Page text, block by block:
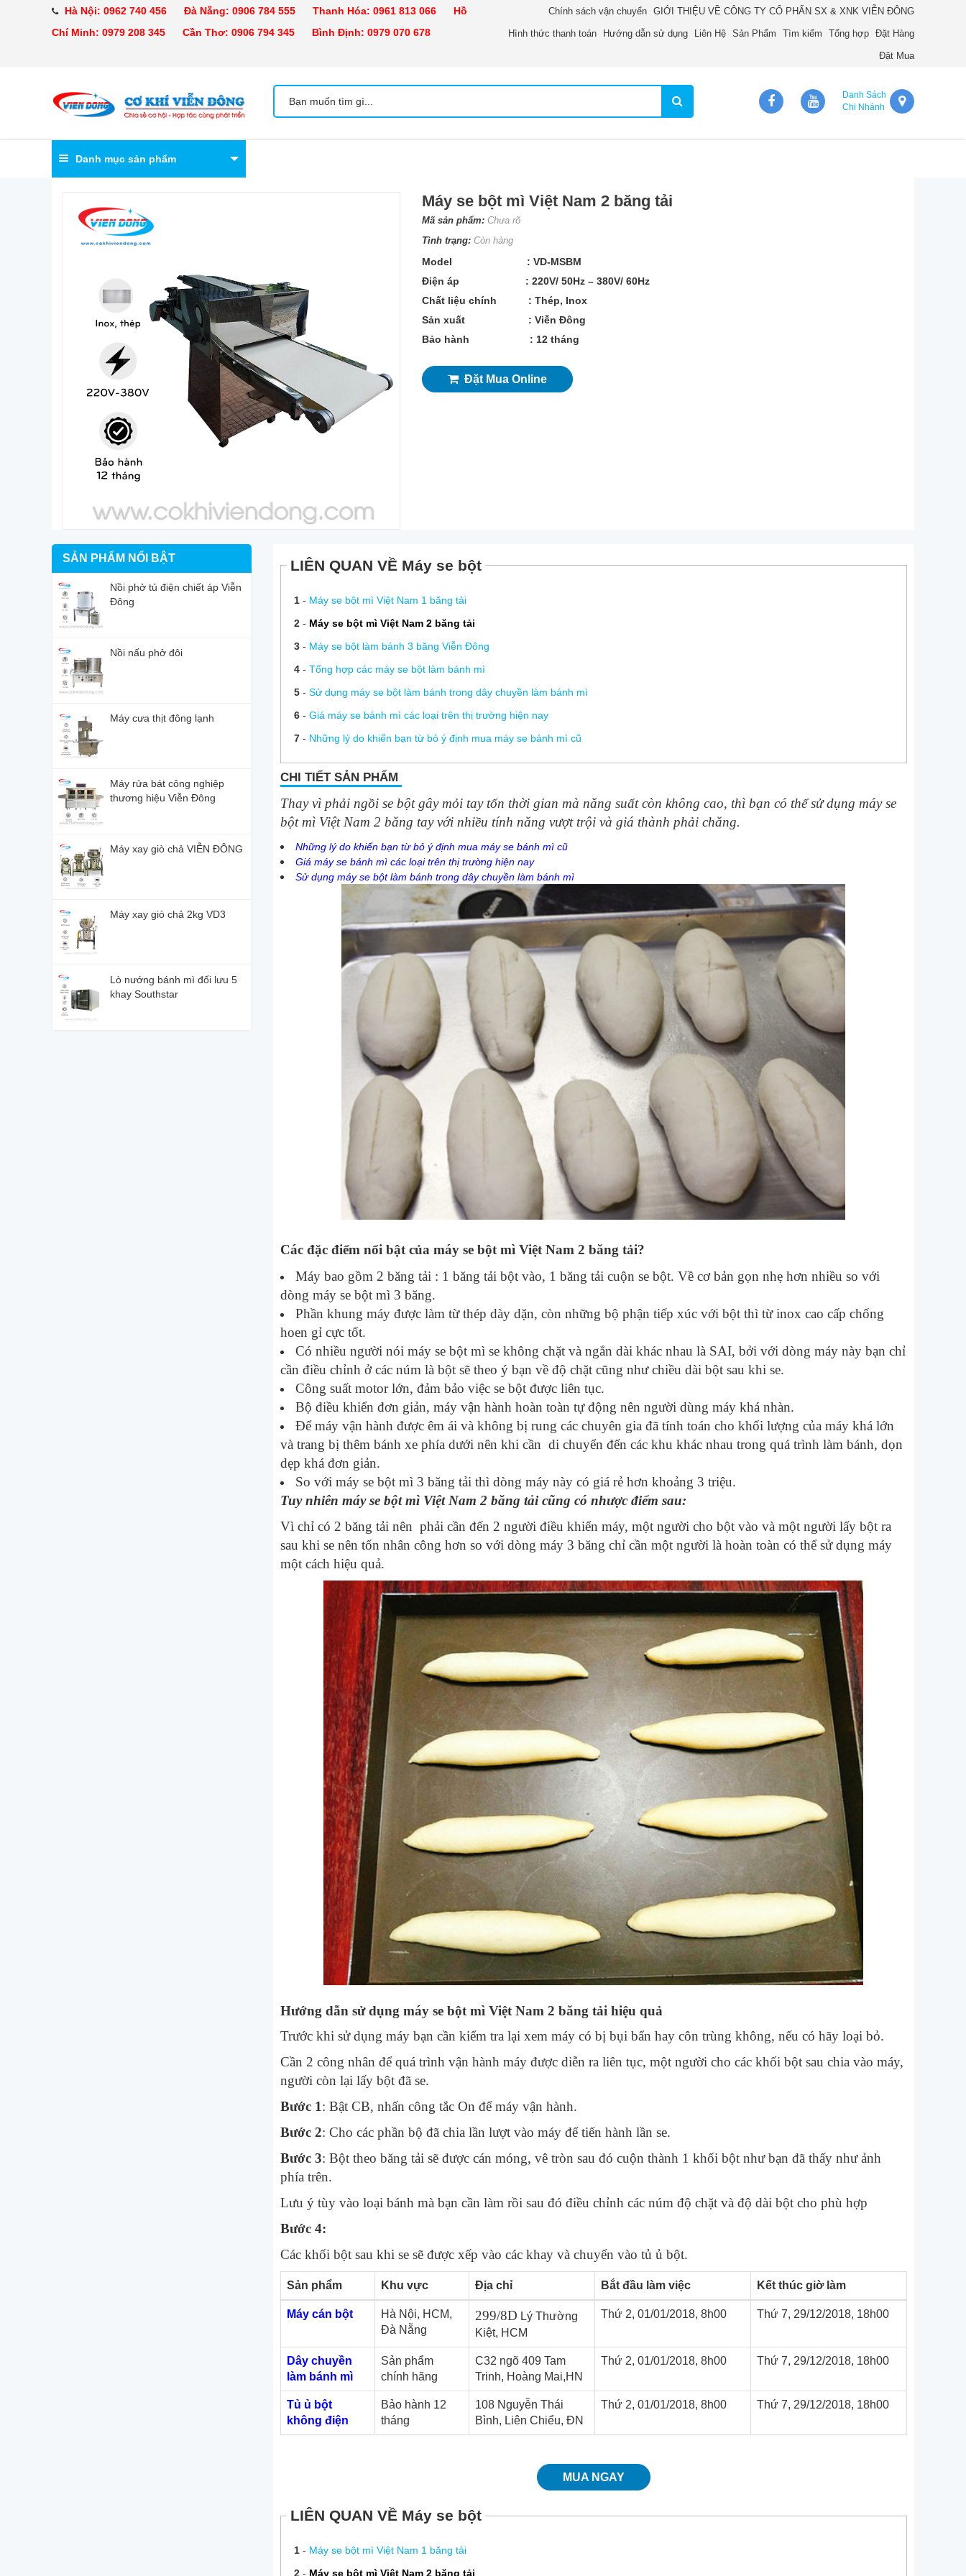
Hà Nội: 0962 740 456 Đà Nẵng: 0906 784 555 Thanh Hóa: 0961 813 066 Hồ
Chí Minh: 0979 208 345 Cần Thơ: 0906 794 345 Bình Định: 0979 070 678
Chính sách vận chuyển GIỚI THIỆU VỀ CÔNG TY CỔ PHẨN SX & XNK VIỄN ĐÔNG
Hình thức thanh toán Hướng dẫn sử dụng Liên Hệ Sản Phẩm Tìm kiếm Tổng hợp Đặt Hàng
Đặt Mua
Danh Sách
Chi Nhánh
Danh mục sản phẩm
Máy se bột mì Việt Nam 2 băng tải
Mã sản phẩm: Chưa rõ
Tình trạng: Còn hàng
Model : VD-MSBM
Điện áp : 220V/ 50Hz – 380V/ 60Hz
Chất liệu chính : Thép, Inox
Sản xuất : Viễn Đông
Bảo hành : 12 tháng
Đặt Mua Online
LIÊN QUAN VỀ Máy se bột
1 - Máy se bột mì Việt Nam 1 băng tải
2 - Máy se bột mì Việt Nam 2 băng tải
3 - Máy se bột làm bánh 3 băng Viễn Đông
4 -Tổng hợp các máy se bột làm bánh mì
5 -Sử dụng máy se bột làm bánh trong dây chuyền làm bánh mì
6 -Giá máy se bánh mì các loại trên thị trường hiện nay
7 - Những lý do khiến bạn từ bỏ ý định mua máy se bánh mì cũ
CHI TIẾT SẢN PHẨM
Thay vì phải ngồi se bột gây mỏi tay tốn thời gian mà năng suất còn không cao, thì bạn có thể sử dụng máy se
bột mì Việt Nam 2 băng tay với nhiều tính năng vượt trội và giá thành phải chăng.
Những lý do khiến bạn từ bỏ ý định mua máy se bánh mì cũ
Giá máy se bánh mì các loại trên thị trường hiện nay
Sử dụng máy se bột làm bánh trong dây chuyền làm bánh mì
Các đặc điểm nổi bật của máy se bột mì Việt Nam 2 băng tải?
Máy bao gồm 2 băng tải : 1 băng tải bột vào, 1 băng tải cuộn se bột. Về cơ bản gọn nhẹ hơn nhiều so với
dòng máy se bột mì 3 băng.
Phần khung máy được làm từ thép dày dặn, còn những bộ phận tiếp xúc với bột thì từ inox cao cấp chống
hoen gỉ cực tốt.
Có nhiều người nói máy se bột mì se không chặt và ngắn dài khác nhau là SAI, bởi với dòng máy này bạn chỉ
cần điều chỉnh ở các núm là bột sẽ theo ý bạn về độ chặt cũng như chiều dài bột sau khi se.
Công suất motor lớn, đảm bảo việc se bột được liên tục.
Bộ điều khiển đơn giản, máy vận hành hoàn toàn tự động nên người dùng máy khá nhàn.
Để máy vận hành được êm ái và không bị rung các chuyên gia đã tính toán cho khối lượng của máy khá lớn
và trang bị thêm bánh xe phía dưới nên khi cần di chuyển đến các khu khác nhau trong quá trình làm bánh, dọn
dẹp khá đơn giản.
So với máy se bột mì 3 băng tải thì dòng máy này có giá rẻ hơn khoảng 3 triệu.
Tuy nhiên máy se bột mì Việt Nam 2 băng tải cũng có nhược điểm sau:
Vì chỉ có 2 băng tải nên phải cần đến 2 người điều khiển máy, một người cho bột vào và một người lấy bột ra
sau khi se nên tốn nhân công hơn so với dòng máy 3 băng chỉ cần một người là hoàn toàn có thể sử dụng máy
một cách hiệu quả.
Hướng dẫn sử dụng máy se bột mì Việt Nam 2 băng tải hiệu quả
Trước khi sử dụng máy bạn cần kiểm tra lại xem máy có bị bụi bẩn hay côn trùng không, nếu có hãy loại bỏ.
Cần 2 công nhân để quá trình vận hành máy được diễn ra liên tục, một người cho các khối bột sau chia vào máy,
người còn lại lấy bột đã se.
Bước 1: Bật CB, nhấn công tắc On để máy vận hành.
Bước 2: Cho các phần bộ đã chia lần lượt vào máy để tiến hành lần se.
Bước 3: Bột theo băng tải sẽ được cán móng, vê tròn sau đó cuộn thành 1 khối bột như bạn đã thấy như ảnh
phía trên.
Lưu ý tùy vào loại bánh mà bạn cần làm rồi sau đó điều chỉnh các núm độ chặt và độ dài bột cho phù hợp
Bước 4:
Các khối bột sau khi se sẽ được xếp vào các khay và chuyển vào tủ ủ bột.
Sản phẩm Khu vực Địa chỉ Bắt đầu làm việc Kết thúc giờ làm
Máy cán bột
Hà Nội, HCM,
Đà Nẵng
299/8D Lý Thường
Kiệt, HCM
Thứ 2, 01/01/2018, 8h00 Thứ 7, 29/12/2018, 18h00
Dây chuyền
làm bánh mì
Sản phẩm
chính hãng
C32 ngõ 409 Tam
Trinh, Hoàng Mai,HN
Thứ 2, 01/01/2018, 8h00 Thứ 7, 29/12/2018, 18h00
Tủ ủ bột
không điện
Bảo hành 12
tháng
108 Nguyễn Thái
Bình, Liên Chiểu, ĐN
Thứ 2, 01/01/2018, 8h00 Thứ 7, 29/12/2018, 18h00
MUA NGAY
LIÊN QUAN VỀ Máy se bột
1 - Máy se bột mì Việt Nam 1 băng tải
2 - Máy se bột mì Việt Nam 2 băng tải
SẢN PHẨM NỔI BẬT
Nồi phở tủ điện chiết áp Viễn
Đông
Nồi nấu phở đôi
Máy cưa thịt đông lạnh
Máy rửa bát công nghiệp
thương hiệu Viễn Đông
Máy xay giò chả VIỄN ĐÔNG
Máy xay giò chả 2kg VD3
Lò nướng bánh mì đối lưu 5
khay Southstar